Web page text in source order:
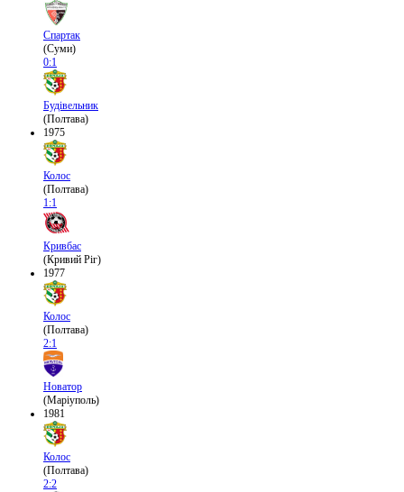
Спартак
(Суми)
0:1
Будівельник
(Полтава)
1975
Колос
(Полтава)
1:1
Кривбас
(Кривий Ріг)
1977
Колос
(Полтава)
2:1
Новатор
(Маріуполь)
1981
Колос
(Полтава)
2:2